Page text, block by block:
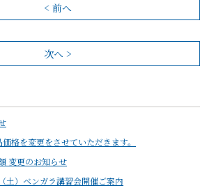
< 前へ
次へ >
格を変更をさせていただきます。
変更のお知らせ
土）ベンガラ講習会開催ご案内